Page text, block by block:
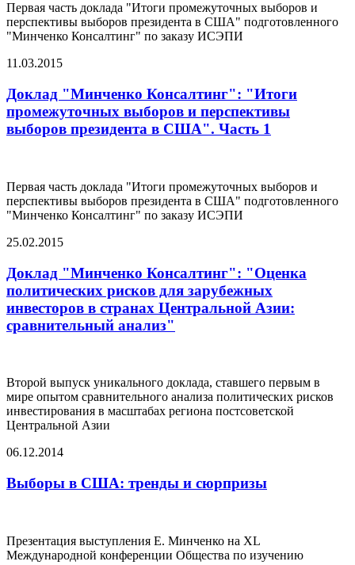
Первая часть доклада "Итоги промежуточных выборов и
перспективы выборов президента в США" подготовленного
"Минченко Консалтинг" по заказу ИСЭПИ
11.03.2015
Доклад "Минченко Консалтинг": "Итоги
промежуточных выборов и перспективы
выборов президента в США". Часть 1
Первая часть доклада "Итоги промежуточных выборов и
перспективы выборов президента в США" подготовленного
"Минченко Консалтинг" по заказу ИСЭПИ
25.02.2015
Доклад "Минченко Консалтинг": "Оценка
политических рисков для зарубежных
инвесторов в странах Центральной Азии:
сравнительный анализ"
Второй выпуск уникального доклада, ставшего первым в
мире опытом сравнительного анализа политических рисков
инвестирования в масштабах региона постсоветской
Центральной Азии
06.12.2014
Выборы в США: тренды и сюрпризы
Презентация выступления Е. Минченко на XL
Международной конференции Общества по изучению